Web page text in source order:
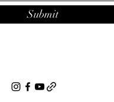
Submit